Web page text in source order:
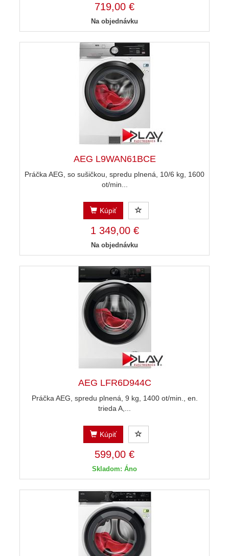
719,00 €
Na objednávku
AEG L9WAN61BCE
Práčka AEG, so sušičkou, spredu plnená, 10/6 kg, 1600
ot/min...
Kúpiť
1 349,00 €
Na objednávku
AEG LFR6D944C
Práčka AEG, spredu plnená, 9 kg, 1400 ot/min., en.
trieda A,...
Kúpiť
599,00 €
Skladom: Áno